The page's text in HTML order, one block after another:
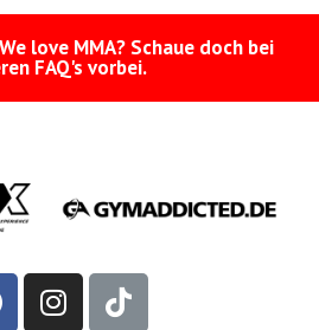
love MMA? Schaue doch bei
FAQ's vorbei.